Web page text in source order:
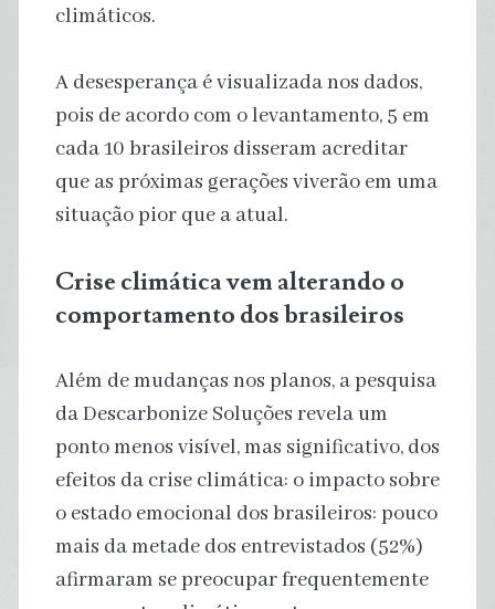
climáticos.
A desesperança é visualizada nos dados,
pois de acordo com o levantamento, 5 em
cada 10 brasileiros disseram acreditar
que as próximas gerações viverão em uma
situação pior que a atual.
Crise climática vem alterando o
comportamento dos brasileiros
Além de mudanças nos planos, a pesquisa
da Descarbonize Soluções revela um
ponto menos visível, mas significativo, dos
efeitos da crise climática: o impacto sobre
o estado emocional dos brasileiros: pouco
mais da metade dos entrevistados (52%)
afirmaram se preocupar frequentemente